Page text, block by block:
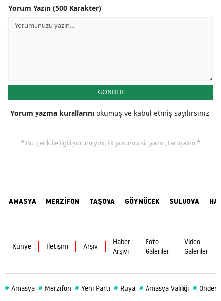
Yorum Yazın (500 Karakter)
GÖNDER
Yorum yazma kurallarını okumuş ve kabul etmiş sayılırsınız
* Bu içerik ile ilgili yorum yok, ilk yorumu siz yazın, tartışalım *
AMASYA MERZİFON TAŞOVA GÖYNÜCEK SULUOVA
Künye İletişim Arşiv
Haber
Arşivi
Foto
Galeriler
Video
Galeriler
# Amasya # Merzifon # Yeni Parti # Rüya # Amasya Valiliği # Önder